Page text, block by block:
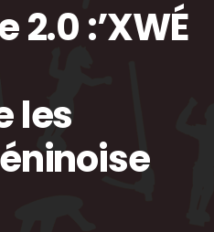
:’XWÉ
les